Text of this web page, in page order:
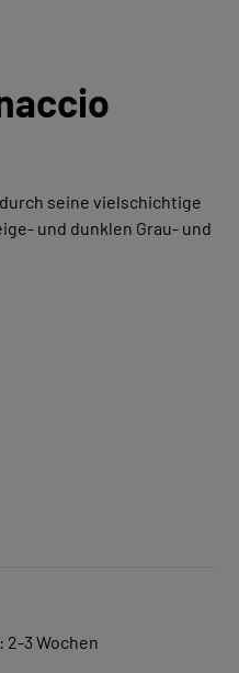
seine vielschichtige
und dunklen Grau- und
3 Wochen